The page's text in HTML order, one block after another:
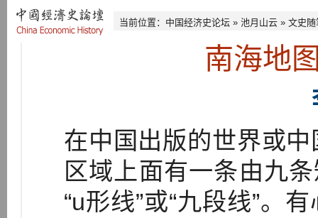
当前位置： 中国经济史论坛 » 池月山云 » 文史随
南海地
在中国出版的世界或
区域上面有一条由九
“u形线”或“九段线”。